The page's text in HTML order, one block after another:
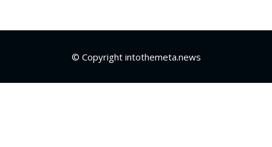
© Copyright intothemeta.news